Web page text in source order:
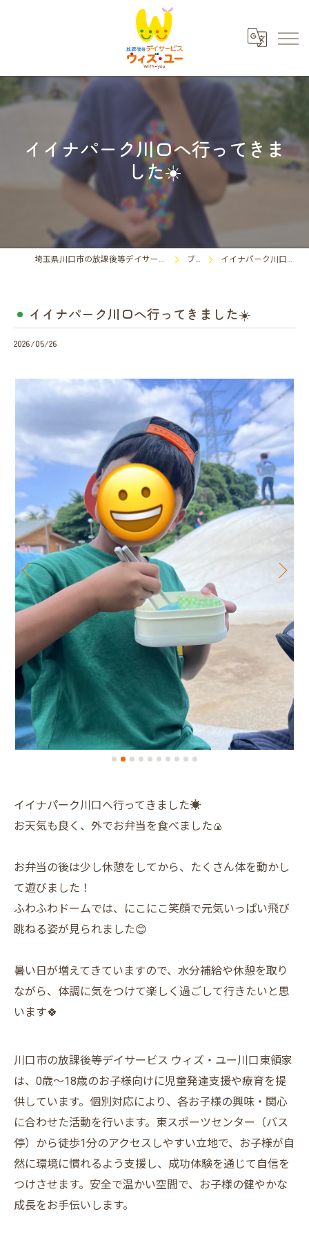
イイナパーク川口へ行ってきま
した☀️
埼玉県川口市の放課後等デイサービスならウィズ・ユー川口東領家 ブログ イイナパーク川口へ行ってきました☀️
イイナパーク川口へ行ってきました☀️
2026/05/26
イイナパーク川口へ行ってきました☀️
お天気も良く、外でお弁当を食べました🍙
お弁当の後は少し休憩をしてから、たくさん体を動かし
て遊びました！
ふわふわドームでは、にこにこ笑顔で元気いっぱい飛び
跳ねる姿が見られました😊
暑い日が増えてきていますので、水分補給や休憩を取り
ながら、体調に気をつけて楽しく過ごして行きたいと思
います🍀
川口市の放課後等デイサービス ウィズ・ユー川口東領家
は、0歳～18歳のお子様向けに児童発達支援や療育を提
供しています。個別対応により、各お子様の興味・関心
に合わせた活動を行います。東スポーツセンター（バス
停）から徒歩1分のアクセスしやすい立地で、お子様が自
然に環境に慣れるよう支援し、成功体験を通じて自信を
つけさせます。安全で温かい空間で、お子様の健やかな
成長をお手伝いします。